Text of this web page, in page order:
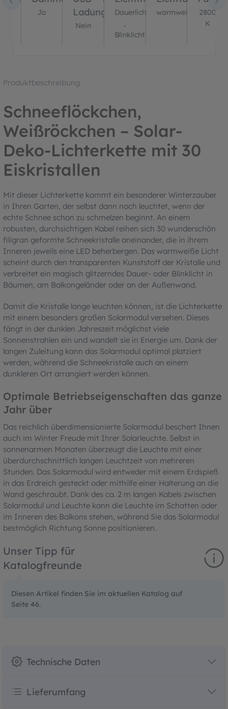
Ja
Ladung?
Nein
Dauerlicht
Blinklicht
warmweiß
2800
K
Produktbeschreibung
Schneeflöckchen,
Weißröckchen – Solar-
Deko-Lichterkette mit 30
Eiskristallen
Mit dieser Lichterkette kommt ein besonderer Winterzauber
in Ihren Garten, der selbst dann noch leuchtet, wenn der
echte Schnee schon zu schmelzen beginnt. An einem
robusten, durchsichtigen Kabel reihen sich 30 wunderschön
filigran geformte Schneekristalle aneinander, die in ihrem
Inneren jeweils eine LED beherbergen. Das warmweiße Licht
scheint durch den transparenten Kunststoff der Kristalle und
verbreitet ein magisch glitzerndes Dauer- oder Blinklicht in
Bäumen, am Balkongeländer oder an der Außenwand.
Damit die Kristalle lange leuchten können, ist die Lichterkette
mit einem besonders großen Solarmodul versehen. Dieses
fängt in der dunklen Jahreszeit möglichst viele
Sonnenstrahlen ein und wandelt sie in Energie um. Dank der
langen Zuleitung kann das Solarmodul optimal platziert
werden, während die Schneekristalle auch an einem
dunkleren Ort arrangiert werden können.
Optimale Betriebseigenschaften das ganze
Jahr über
Das reichlich überdimensionierte Solarmodul beschert Ihnen
auch im Winter Freude mit Ihrer Solarleuchte. Selbst in
sonnenarmen Monaten überzeugt die Leuchte mit einer
überdurchschnittlich langen Leuchtzeit von mehreren
Stunden. Das Solarmodul wird entweder mit einem Erdspieß
in das Erdreich gesteckt oder mithilfe einer Halterung an die
Wand geschraubt. Dank des ca. 2 m langen Kabels zwischen
Solarmodul und Leuchte kann die Leuchte im Schatten oder
im Inneren des Balkons stehen, während Sie das Solarmodul
bestmöglich Richtung Sonne positionieren.
Unser Tipp für
Katalogfreunde
Diesen Artikel finden Sie im aktuellen Katalog auf
Seite 46.
Technische Daten
Lieferumfang